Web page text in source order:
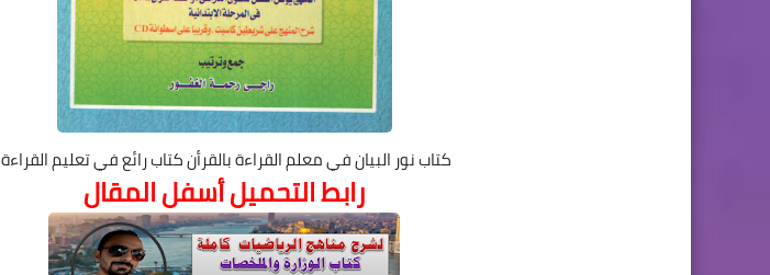
كتاب نور البيان في معلم القراءة بالقرأن كتاب رائع في تعليم القراءة
رابط التحميل أسفل المقال